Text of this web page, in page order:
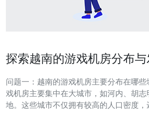
探索越南的游戏机房分布与
问题一：越南的游戏机房主要分布在哪
戏机房主要集中在大城市，如河内、胡
地。这些城市不仅拥有较高的人口密度，